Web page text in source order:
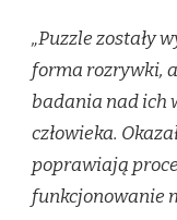
„Puzzle zostały
forma rozrywki,
badania nad ich
człowieka.
poprawiają
funkcjonowanie